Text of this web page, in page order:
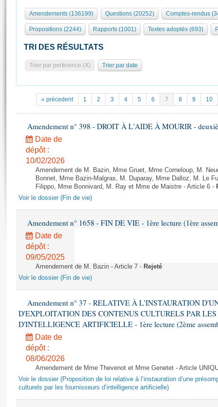
577 députés
Groupes politiques
Commissions et autres organes
Europe et International
Pétitions
Projets de loi
Propositions de loi
Amendements
Textes adoptés
Rapports d'information
Rapports d'enquête
Rapports sur l'application des lois
Baromètre de l’application des lois
Dossiers législatifs
Budget et sécurité sociale
Questions écrites et orales
Comptes rendus des débats
Organisation de l'Assemblée
Présidence Conférence des Présidents Bureau Collège des
Statistiques et chiffres clés
Documents de référence
( Constitution | Règlement de l'Assemblée ... )
Histoire
Juniors
Anciennes législatures
Liens vers les sites publics
Visite virtuelle du palais Bourbon
Assister à une séance
La Bibliothèque
Contacts et plan d'accès
Photos libres de droit
Amendements (136199) Questions (20252) Comptes-rendus
Propositions (2244) Rapports (1001) Textes adoptés (693)
TRI DES RÉSULTATS
Trier par pertinence (X) Trier par date
« précedent 1 2 3 4 5 6 7 8 9 10
Amendement n° 398 - DROIT À L'AIDE À MOURIR -
Date de
dépôt :
10/02/2026
Amendement de M. Bazin, Mme Gruet, Mme Corneloup, M.
Bonnet, Mme Bazin-Malgras, M. Duparay, Mme Dalloz, M. Le
Filippo, Mme Bonnivard, M. Ray et Mme de Maistre - Article 6 -
Voir le dossier (Fin de vie)
Amendement n° 1658 - FIN DE VIE - 1ère lecture (1ère
Date de
dépôt :
09/05/2025
Amendement de M. Bazin - Article 7 - Rejeté
Voir le dossier (Fin de vie)
Amendement n° 37 - RELATIVE À L'INSTAURATION
D'EXPLOITATION DES CONTENUS CULTURELS PAR LES
D'INTELLIGENCE ARTIFICIELLE - 1ère lecture (2ème
Date de
dépôt :
08/06/2026
Amendement de Mme Thevenot et Mme Genetet - Article
Voir le dossier (Proposition de loi relative à l’instauration d’une
culturels par les fournisseurs d’intelligence artificielle)